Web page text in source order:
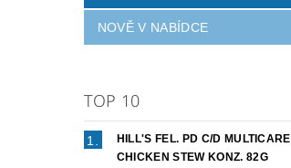
NOVĚ V NABÍDCE
TOP 10
HILL'S FEL. PD C/D MULTICARE
CHICKEN STEW KONZ. 82G